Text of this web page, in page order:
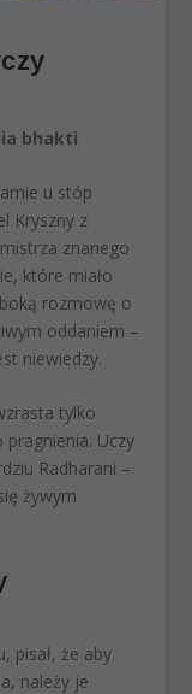
bhakti
u stóp
Kryszny z
znanego
które miało
rozmowę o
oddaniem –
niewiedzy.
tylko
pragnienia. Uczy
Radharani –
żywym
pisał, że aby
należy je